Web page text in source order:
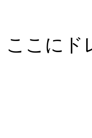
ここにド